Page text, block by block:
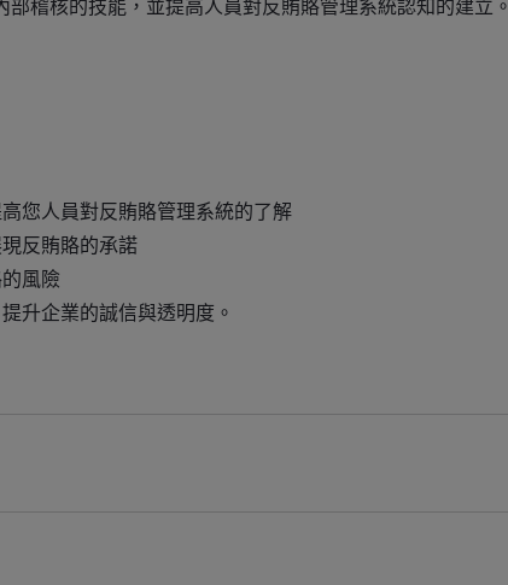
稽核的技能，並提高人員對反賄賂管理系統認知的建立。
您人員對反賄賂管理系統的了解
反賄賂的承諾
風險
升企業的誠信與透明度。